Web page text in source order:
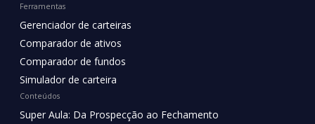
Ferramentas
Gerenciador de carteiras
Comparador de ativos
Comparador de fundos
Simulador de carteira
Conteúdos
Super Aula: Da Prospecção ao Fechamento